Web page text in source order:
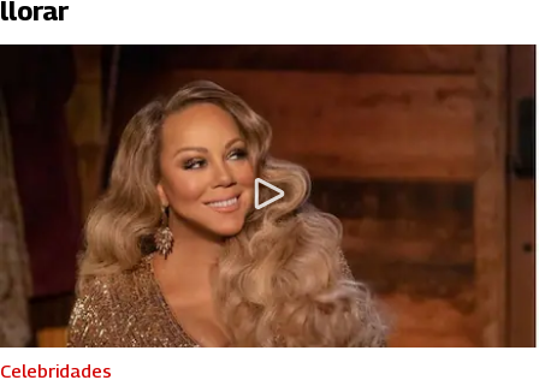
llorar
Celebridades